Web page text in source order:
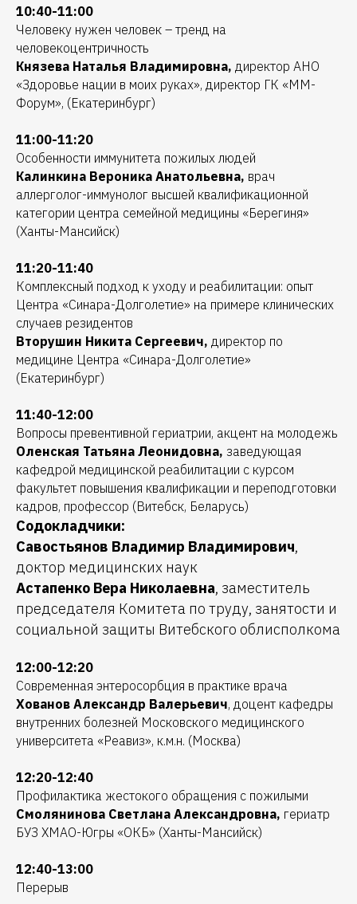
10:40-11:00
Человеку нужен человек – тренд на
человекоцентричность
Князева Наталья Владимировна, директор АНО
«Здоровье нации в моих руках», директор ГК «ММ-
Форум», (Екатеринбург)
11:00-11:20
Особенности иммунитета пожилых людей
Калинкина Вероника Анатольевна, врач
аллерголог-иммунолог высшей квалификационной
категории центра семейной медицины «Берегиня»
(Ханты-Мансийск)
11:20-11:40
Комплексный подход к уходу и реабилитации: опыт
Центра «Синара-Долголетие» на примере клинических
случаев резидентов
Вторушин Никита Сергеевич, директор по
медицине Центра «Синара-Долголетие»
(Екатеринбург)
11:40-12:00
Вопросы превентивной гериатрии, акцент на молодежь
Оленская Татьяна Леонидовна, заведующая
кафедрой медицинской реабилитации с курсом
факультет повышения квалификации и переподготовки
кадров, профессор (Витебск, Беларусь)
Содокладчики:
Савостьянов Владимир Владимирович,
доктор медицинских наук
Астапенко Вера Николаевна, заместитель
председателя Комитета по труду, занятости и
социальной защиты Витебского облисполкома
12:00-12:20
Современная энтеросорбция в практике врача
Хованов Александр Валерьевич, доцент кафедры
внутренних болезней Московского медицинского
университета «Реавиз», к.м.н. (Москва)
12:20-12:40
Профилактика жестокого обращения с пожилыми
Смолянинова Светлана Александровна, гериатр
БУЗ ХМАО-Югры «ОКБ» (Ханты-Мансийск)
12:40-13:00
Перерыв